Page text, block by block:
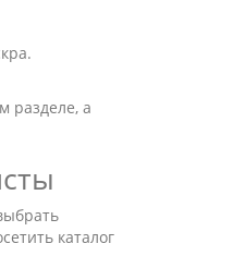
разделе, а
каталог